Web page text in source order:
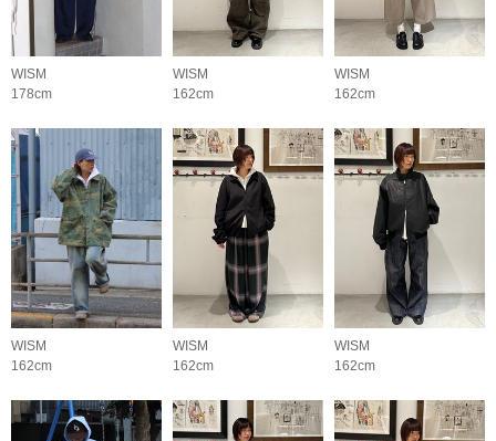
WISM
178cm
WISM
162cm
WISM
162cm
WISM
162cm
WISM
162cm
WISM
162cm